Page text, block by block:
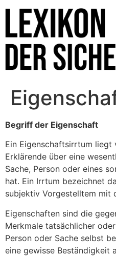
Begriff der Eigenschaft
Ein Eigenschaftsirrtum liegt
Erklärende über eine
Sache, Person oder eines
hat. Ein Irrtum bezeichnet
subjektiv Vorgestelltem mit
Eigenschaften sind die
Merkmale tatsächlicher
Person oder Sache selbst
eine gewisse Beständigkeit